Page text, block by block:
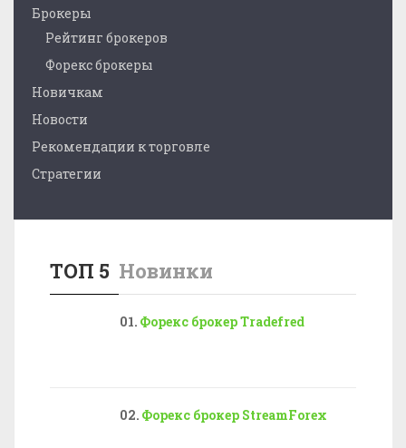
Брокеры
Рейтинг брокеров
Форекс брокеры
Новичкам
Новости
Рекомендации к торговле
Стратегии
ТОП 5 Новинки
Форекс брокер Tradefred
Форекс брокер StreamForex